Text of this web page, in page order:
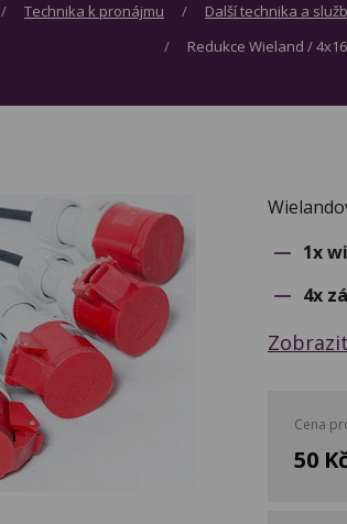
Technika k pronájmu Další technika a
Redukce Wieland /
1x
4x
Cena
50